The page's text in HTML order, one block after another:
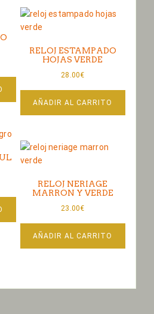
RELOJ ESTAMPADO
HOJAS VERDE
28.00€
AÑADIR AL CARRITO
RELOJ NERIAGE
MARRON Y VERDE
23.00€
AÑADIR AL CARRITO